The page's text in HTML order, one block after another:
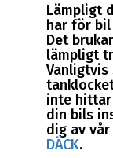
Lämpligt
har för
Det
lämpligt
inte
din bils
dig av
DÄCK.